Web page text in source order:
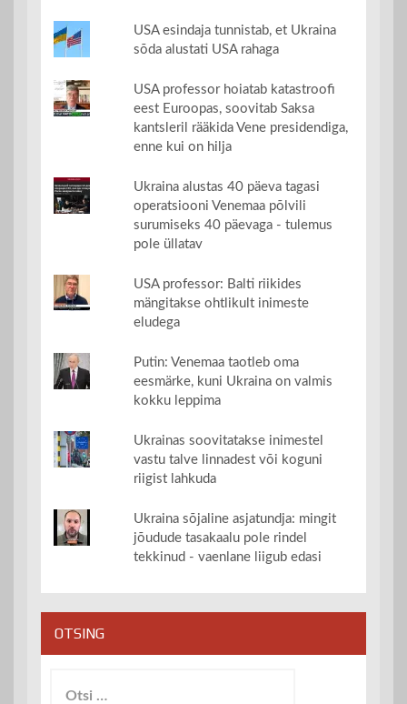
USA esindaja tunnistab, et Ukraina
sõda alustati USA rahaga
USA professor hoiatab katastroofi
eest Euroopas, soovitab Saksa
kantsleril rääkida Vene presidendiga,
enne kui on hilja
Ukraina alustas 40 päeva tagasi
operatsiooni Venemaa põlvili
surumiseks 40 päevaga - tulemus
pole üllatav
USA professor: Balti riikides
mängitakse ohtlikult inimeste
eludega
Putin: Venemaa taotleb oma
eesmärke, kuni Ukraina on valmis
kokku leppima
Ukrainas soovitatakse inimestel
vastu talve linnadest või koguni
riigist lahkuda
Ukraina sõjaline asjatundja: mingit
jõudude tasakaalu pole rindel
tekkinud - vaenlane liigub edasi
OTSING